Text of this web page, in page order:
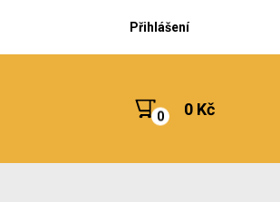
Přihlášení
0 Kč